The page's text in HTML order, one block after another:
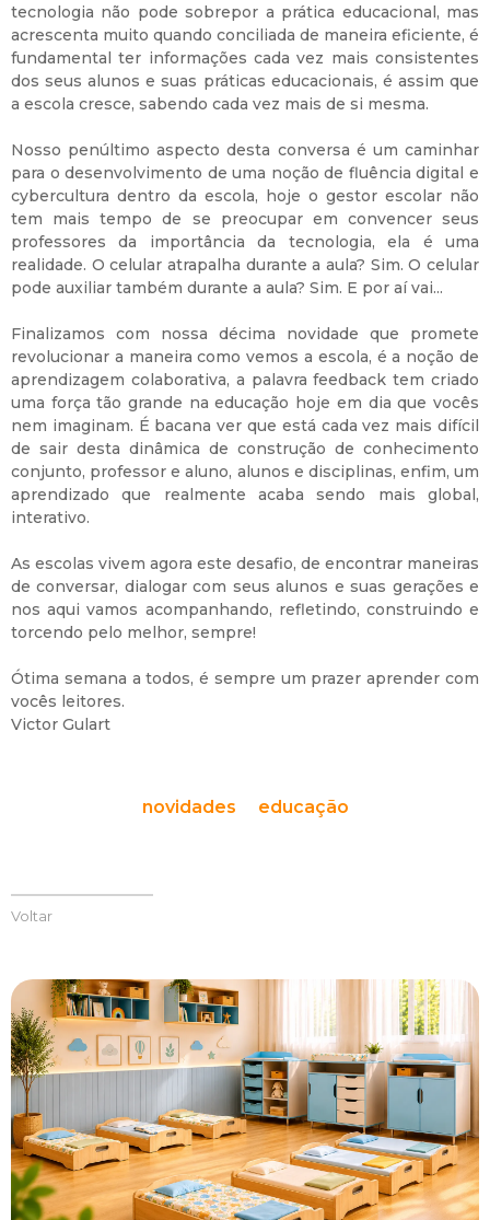
tecnologia não pode sobrepor a prática educacional, mas
acrescenta muito quando conciliada de maneira eficiente, é
fundamental ter informações cada vez mais consistentes
dos seus alunos e suas práticas educacionais, é assim que
a escola cresce, sabendo cada vez mais de si mesma.
Nosso penúltimo aspecto desta conversa é um caminhar
para o desenvolvimento de uma noção de fluência digital e
cybercultura dentro da escola, hoje o gestor escolar não
tem mais tempo de se preocupar em convencer seus
professores da importância da tecnologia, ela é uma
realidade. O celular atrapalha durante a aula? Sim. O celular
pode auxiliar também durante a aula? Sim. E por aí vai...
Finalizamos com nossa décima novidade que promete
revolucionar a maneira como vemos a escola, é a noção de
aprendizagem colaborativa, a palavra feedback tem criado
uma força tão grande na educação hoje em dia que vocês
nem imaginam. É bacana ver que está cada vez mais difícil
de sair desta dinâmica de construção de conhecimento
conjunto, professor e aluno, alunos e disciplinas, enfim, um
aprendizado que realmente acaba sendo mais global,
interativo.
As escolas vivem agora este desafio, de encontrar maneiras
de conversar, dialogar com seus alunos e suas gerações e
nos aqui vamos acompanhando, refletindo, construindo e
torcendo pelo melhor, sempre!
Ótima semana a todos, é sempre um prazer aprender com
vocês leitores.
Victor Gulart
novidades educação
Voltar